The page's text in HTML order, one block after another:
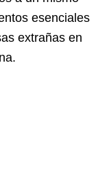
esenciales
extrañas en